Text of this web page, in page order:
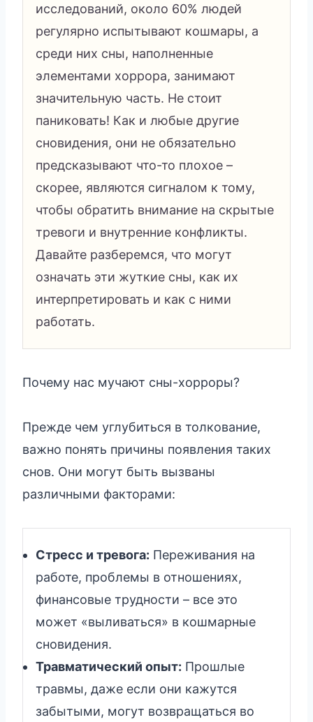
исследований, около 60% людей
регулярно испытывают кошмары, а
среди них сны, наполненные
элементами хоррора, занимают
значительную часть. Не стоит
паниковать! Как и любые другие
сновидения, они не обязательно
предсказывают что-то плохое –
скорее, являются сигналом к тому,
чтобы обратить внимание на скрытые
тревоги и внутренние конфликты.
Давайте разберемся, что могут
означать эти жуткие сны, как их
интерпретировать и как с ними
работать.
Почему нас мучают сны-хорроры?
Прежде чем углубиться в толкование,
важно понять причины появления таких
снов. Они могут быть вызваны
различными факторами:
Стресс и тревога: Переживания на
работе, проблемы в отношениях,
финансовые трудности – все это
может «выливаться» в кошмарные
сновидения.
Травматический опыт: Прошлые
травмы, даже если они кажутся
забытыми, могут возвращаться во